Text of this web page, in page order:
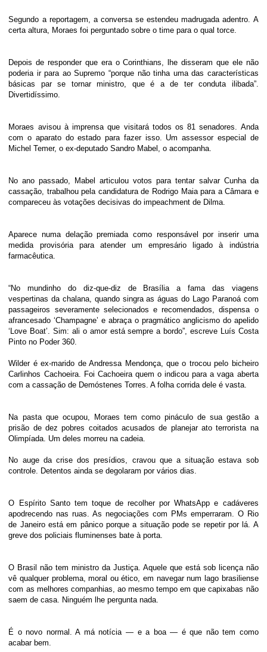
Segundo a reportagem, a conversa se estendeu madrugada adentro. A
certa altura, Moraes foi perguntado sobre o time para o qual torce.
Depois de responder que era o Corinthians, lhe disseram que ele não
poderia ir para ao Supremo “porque não tinha uma das características
básicas par se tornar ministro, que é a de ter conduta ilibada”.
Divertidíssimo.
Moraes avisou à imprensa que visitará todos os 81 senadores. Anda
com o aparato do estado para fazer isso. Um assessor especial de
Michel Temer, o ex-deputado Sandro Mabel, o acompanha.
No ano passado, Mabel articulou votos para tentar salvar Cunha da
cassação, trabalhou pela candidatura de Rodrigo Maia para a Câmara e
compareceu às votações decisivas do impeachment de Dilma.
Aparece numa delação premiada como responsável por inserir uma
medida provisória para atender um empresário ligado à indústria
farmacêutica.
“No mundinho do diz-que-diz de Brasília a fama das viagens
vespertinas da chalana, quando singra as águas do Lago Paranoá com
passageiros severamente selecionados e recomendados, dispensa o
afrancesado ‘Champagne’ e abraça o pragmático anglicismo do apelido
‘Love Boat’. Sim: ali o amor está sempre a bordo”, escreve Luís Costa
Pinto no Poder 360.
Wilder é ex-marido de Andressa Mendonça, que o trocou pelo bicheiro
Carlinhos Cachoeira. Foi Cachoeira quem o indicou para a vaga aberta
com a cassação de Demóstenes Torres. A folha corrida dele é vasta.
Na pasta que ocupou, Moraes tem como pináculo de sua gestão a
prisão de dez pobres coitados acusados de planejar ato terrorista na
Olimpíada. Um deles morreu na cadeia.
No auge da crise dos presídios, cravou que a situação estava sob
controle. Detentos ainda se degolaram por vários dias.
O Espírito Santo tem toque de recolher por WhatsApp e cadáveres
apodrecendo nas ruas. As negociações com PMs emperraram. O Rio
de Janeiro está em pânico porque a situação pode se repetir por lá. A
greve dos policiais fluminenses bate à porta.
O Brasil não tem ministro da Justiça. Aquele que está sob licença não
vê qualquer problema, moral ou ético, em navegar num lago brasiliense
com as melhores companhias, ao mesmo tempo em que capixabas não
saem de casa. Ninguém lhe pergunta nada.
É o novo normal. A má notícia — e a boa — é que não tem como
acabar bem.